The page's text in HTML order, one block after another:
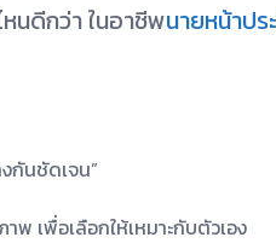
นดีกว่า ในอาชีพนายหน้าป
กันชัดเจน”
พ เพื่อเลือกให้เหมาะกับตัวเอง